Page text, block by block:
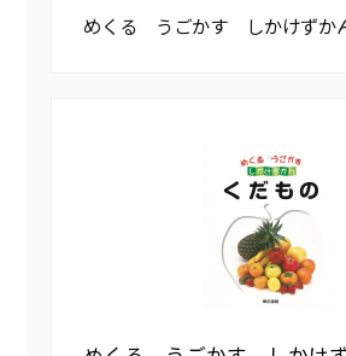
めくる うごかす しかけずか